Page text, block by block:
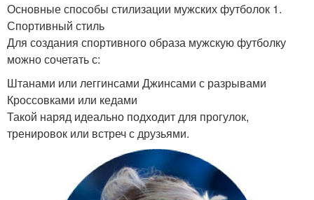
Основные способы стилизации мужских футболок 1.
Спортивный стиль
Для создания спортивного образа мужскую футболку
можно сочетать с:
Штанами или леггинсами Джинсами с разрывами
Кроссовками или кедами
Такой наряд идеально подходит для прогулок,
тренировок или встреч с друзьями.